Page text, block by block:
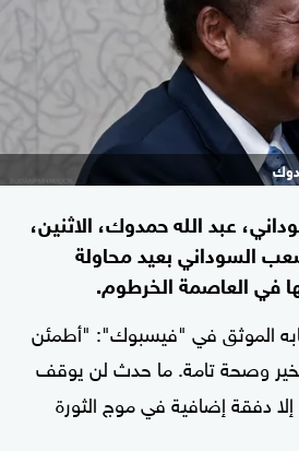
عبد الله حمدوك، الاثنين،
السوداني بعيد محاولة
في العاصمة الخرطوم.
الموثق في "فيسبوك": "أطمئن
وصحة تامة. ما حدث لن يوقف
دفقة إضافية في موج الثورة